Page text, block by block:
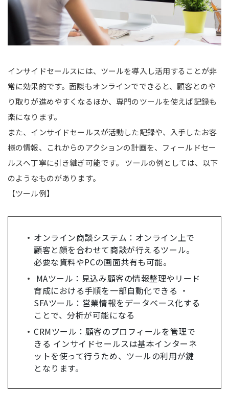
インサイドセールスには、ツールを導入し活用することが非
常に効果的です。面談もオンラインでできると、顧客とのや
り取りが進めやすくなるほか、専門のツールを使えば記録も
楽になります。
また、インサイドセールスが活動した記録や、入手したお客
様の情報、これからのアクションの計画を、フィールドセー
ルスへ丁寧に引き継ぎ可能です。 ツールの例としては、以下
のようなものがあります。
【ツール例】
オンライン商談システム：オンライン上で
顧客と顔を合わせて商談が行えるツール。
必要な資料やPCの画面共有も可能。
MAツール：見込み顧客の情報整理やリード
育成における手順を一部自動化できる ・
SFAツール：営業情報をデータベース化する
ことで、分析が可能になる
CRMツール：顧客のプロフィールを管理で
きる インサイドセールスは基本インターネ
ットを使って行うため、ツールの利用が鍵
となります。